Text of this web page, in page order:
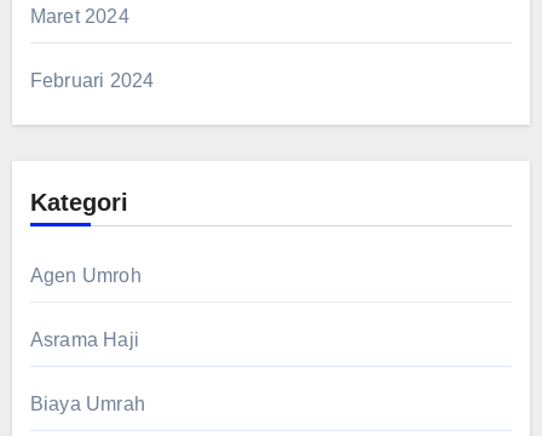
Maret 2024
Februari 2024
Kategori
Agen Umroh
Asrama Haji
Biaya Umrah